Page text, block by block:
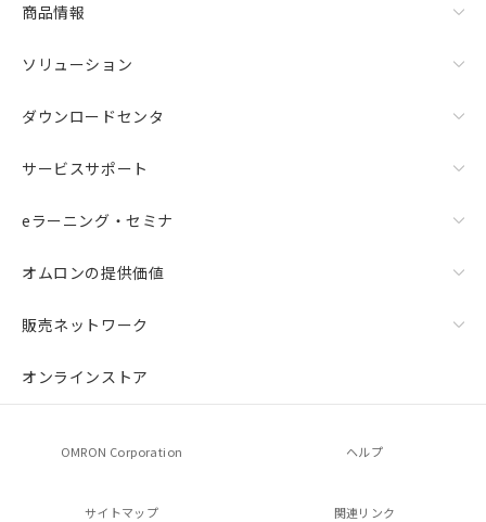
商品情報
ソリューション
ダウンロードセンタ
サービスサポート
eラーニング・セミナ
オムロンの提供価値
販売ネットワーク
オンラインストア
OMRON Corporation ヘルプ
サイトマップ 関連リンク